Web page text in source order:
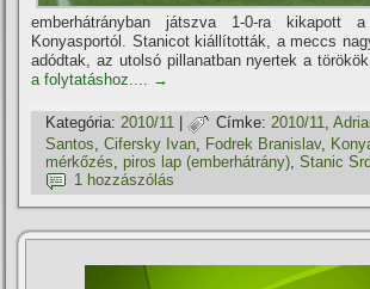
emberhátrányban játszva 1-0-ra kikapott
Konyasportól. Stanicot kiállí­tották, a meccs
adódtak, az utolsó pillanatban nyertek a
a folytatáshoz....
→
Kategória: 2010/11 | Címke: 2010/11,
Santos ,Cifersky Ivan Fodrek Branislav,
mérkőzés ,piros lap (emberhátrány) ,Stanic
1 hozzászólás